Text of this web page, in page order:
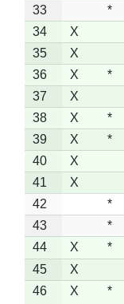
33
*
34
X
35
X
36
X *
37
X
38
X *
39
X *
40
X
41
X
42
*
43
*
44
X *
45
X
46
X *